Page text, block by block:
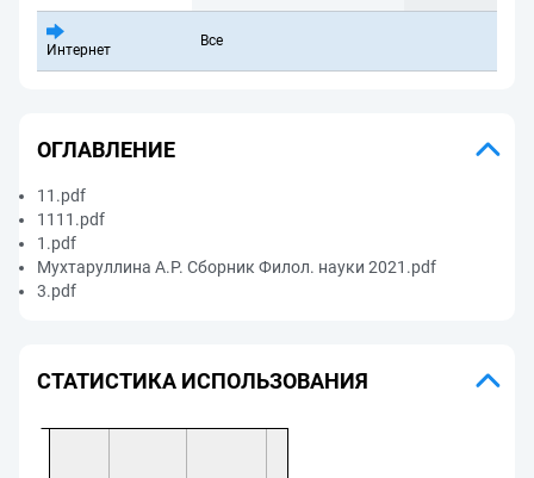
Интернет
Все
ОГЛАВЛЕНИЕ
11.pdf
1111.pdf
1.pdf
Мухтаруллина А.Р. Сборник Филол. науки 2021.pdf
3.pdf
СТАТИСТИКА ИСПОЛЬЗОВАНИЯ